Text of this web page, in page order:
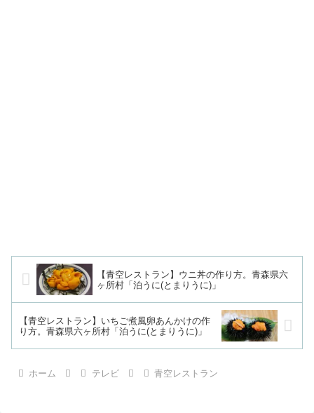
【青空レストラン】ウニ丼の作り方。青森県六
ヶ所村「泊うに(とまりうに)」
【青空レストラン】いちご煮風卵あんかけの作
り方。青森県六ヶ所村「泊うに(とまりうに)」
ホーム テレビ 青空レストラン